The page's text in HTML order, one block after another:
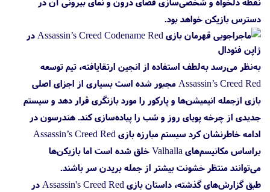
دسترس بازیکن خواهد بود.
به‌نظر می‌رسد به‌لطف استفاده از انجین ارتقایافته، تیم توسعه
Assassin’s Creed Red مجبور شده است بسیاری از اجزای اصلی
بازی ازجمله انیمیشن‌ها و پارکور را مورد بازنگری قرار دهد و سیستم
جدیدی از چرخه پویای روز و شب را پیاده‌سازی کند. هندرسون در
ادامه خاطرنشان کرد سیستم مبارزه بازی Assassin’s Creed Red
براساس مکانیسم‌های Valhalla خلق شده است اما بازیکن‌ها
می‌توانند منتظر خشونت بیشتر از جمله بریدن سر باشند.
طبق گزارش‌های گذشته، داستان بازی Assassin's Creed Red در